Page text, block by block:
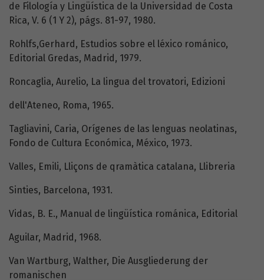
de Filología y Lingüística de la Universidad de Costa
Rica, V. 6 (1 Y 2), págs. 81-97, 1980.
Rohlfs,Gerhard, Estudios sobre el léxico románico,
Editorial Gredas, Madrid, 1979.
Roncaglia, Aurelio, La lingua del trovatori, Edizioni
dell'Ateneo, Roma, 1965.
Tagliavini, Caria, Orígenes de las lenguas neolatinas,
Fondo de Cultura Económica, México, 1973.
Valles, Emili, Lliçons de qramàtica catalana, Llibreria
Sinties, Barcelona, 1931.
Vidas, B. E., Manual de lingüística románica, Editorial
Aguilar, Madrid, 1968.
Van Wartburg, Walther, Die Ausgliederung der
romanischen